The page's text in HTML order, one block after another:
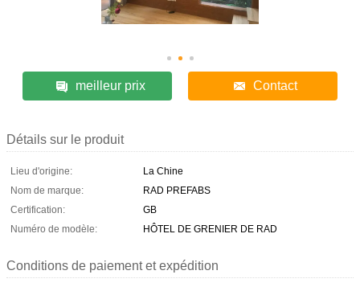
meilleur prix Contact
Détails sur le produit
Lieu d'origine:
La Chine
Nom de marque:
RAD PREFABS
Certification:
GB
Numéro de modèle:
HÔTEL DE GRENIER DE RAD
Conditions de paiement et expédition